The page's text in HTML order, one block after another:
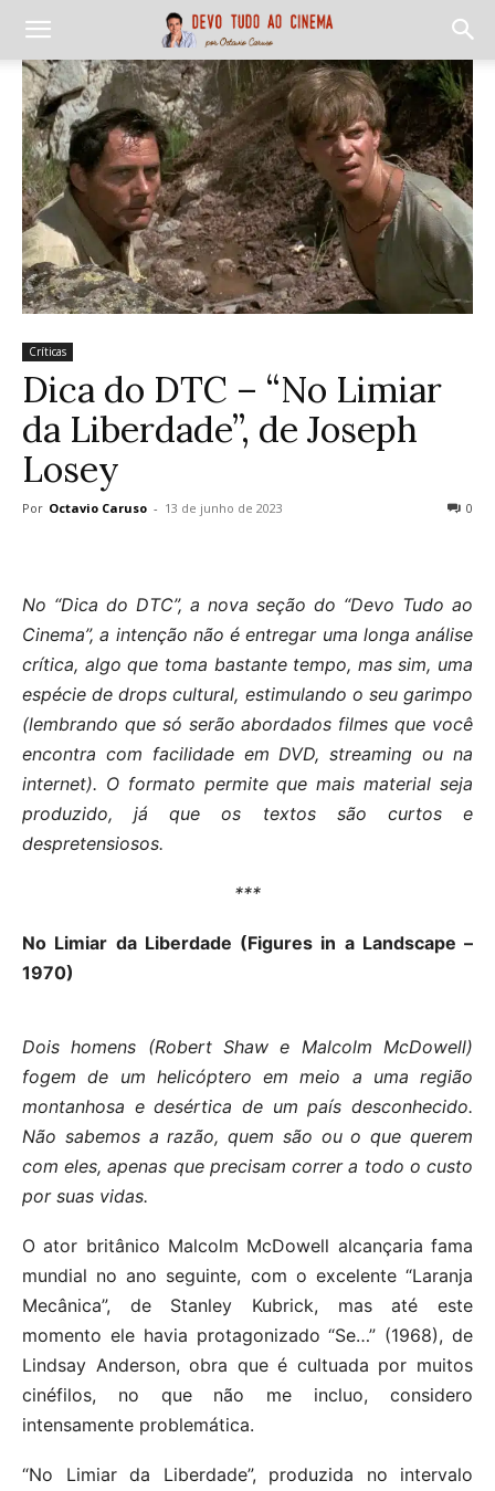
Críticas
Dica do DTC – “No Limiar
da Liberdade”, de Joseph
Losey
Por Octavio Caruso - 13 de junho de 2023 0
No “Dica do DTC”, a nova seção do “Devo Tudo ao
Cinema”, a intenção não é entregar uma longa análise
crítica, algo que toma bastante tempo, mas sim, uma
espécie de drops cultural, estimulando o seu garimpo
(lembrando que só serão abordados filmes que você
encontra com facilidade em DVD, streaming ou na
internet). O formato permite que mais material seja
produzido, já que os textos são curtos e
despretensiosos.
***
No Limiar da Liberdade (Figures in a Landscape –
1970)
Dois homens (Robert Shaw e Malcolm McDowell)
fogem de um helicóptero em meio a uma região
montanhosa e desértica de um país desconhecido.
Não sabemos a razão, quem são ou o que querem
com eles, apenas que precisam correr a todo o custo
por suas vidas.
O ator britânico Malcolm McDowell alcançaria fama
mundial no ano seguinte, com o excelente “Laranja
Mecânica”, de Stanley Kubrick, mas até este
momento ele havia protagonizado “Se…” (1968), de
Lindsay Anderson, obra que é cultuada por muitos
cinéfilos, no que não me incluo, considero
intensamente problemática.
“No Limiar da Liberdade”, produzida no intervalo